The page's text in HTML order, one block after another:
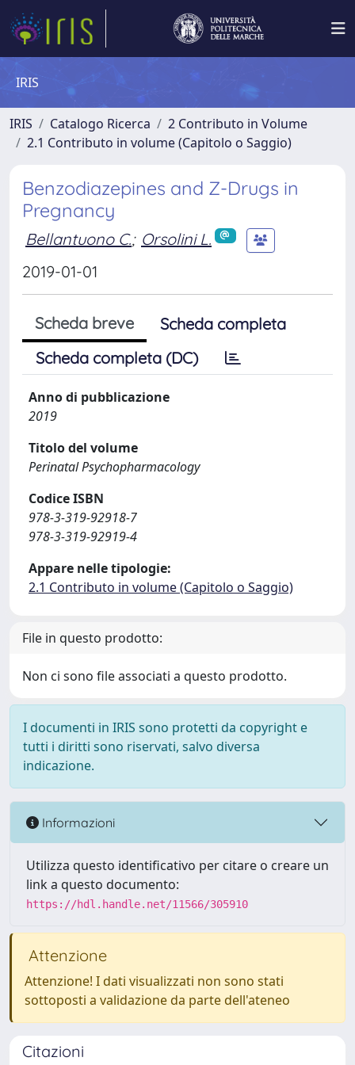
IRIS
IRIS Catalogo Ricerca
2 Contributo in Volume
2.1 Contributo in volume (Capitolo o Saggio)
Benzodiazepines and Z-Drugs in
Pregnancy
Bellantuono C.; Orsolini L.
2019-01-01
Scheda breve
Scheda completa
Scheda completa (DC)
Anno di pubblicazione
2019
Titolo del volume
Perinatal Psychopharmacology
Codice ISBN
978-3-319-92918-7
978-3-319-92919-4
Appare nelle tipologie:
2.1 Contributo in volume (Capitolo o Saggio)
File in questo prodotto:
Non ci sono file associati a questo prodotto.
I documenti in IRIS sono protetti da copyright e
tutti i diritti sono riservati, salvo diversa
indicazione.
Informazioni
Utilizza questo identificativo per citare o creare un
link a questo documento:
https://hdl.handle.net/11566/305910
Attenzione
Attenzione! I dati visualizzati non sono stati
sottoposti a validazione da parte dell'ateneo
Citazioni